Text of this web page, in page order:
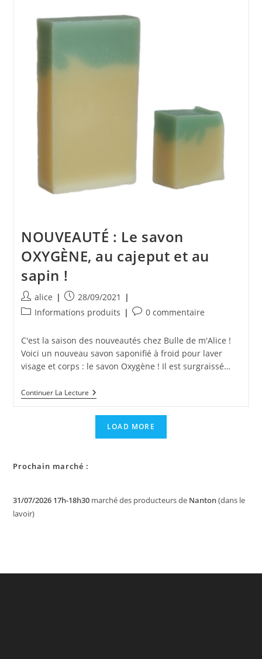
Minimaliste
NOUVEAUTÉ : Le savon
OXYGÈNE, au cajeput et au
sapin !
Auteur/autrice
de
alice
Publication
publiée :
28/09/2021
PostInformations produits
Commentaires
la
publication :
0 commentaire
C'est la saison des nouveautés chez Bulle de m'Alice !
Voici un nouveau savon saponifié à froid pour laver
visage et corps : le savon Oxygène ! Il est surgraissé…
Continuer La LectureNOUVEAUTÉ
:
OXYGÈNE,
Au
LOAD MORE
Prochain marché :
31/07/2026 17h-18h30 marché des producteurs de Nanton(dans le
lavoir)